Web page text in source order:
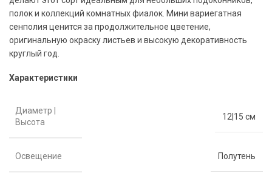
полок и коллекций комнатных фиалок. Мини вариегатная
сенполия ценится за продолжительное цветение,
оригинальную окраску листьев и высокую декоративность
круглый год.
Характеристики
Диаметр |
Высота
12|15 см
Освещение Полутень